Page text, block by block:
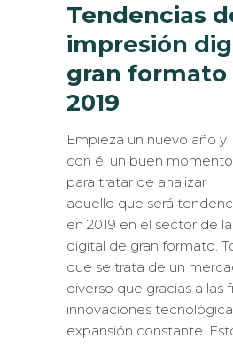
Tendencias
impresión
gran formato
2019
Empieza un nuevo año y
con él un buen momento
para tratar de analizar
aquello que será
en 2019 en el sector de
digital de gran formato.
que se trata de un
diverso que gracias a las
innovaciones
expansión constante.